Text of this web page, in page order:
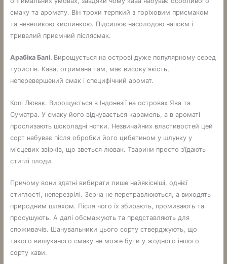
смаку та аромату. Він трохи терпкий з горіховим присмаком
та невеликою кислинкою. Підсилює насолодою напоєм і
тривалий приємний післясмак.
Арабіка Балі. Вирощується на острові дуже популярному серед
туристів. Кава, отримана там, має високу якість,
неперевершений смак і специфічний аромат.
Копі Лювак. Вирощується в Індонезії на островах Ява та
Суматра. У смаку його відчувається карамель, а в ароматі
прослизають шоколадні нотки. Незвичайних властивостей цей
сорт набуває після обробки його цибетином у шлунку у
місцевих звірків, що зветься лювак. Тварини просто з’їдають
стиглі плоди.
Причому вони здатні вибирати лише найякісніші, однієї
стиглості, неперезрілі. Зерна не перетравлюються, а виходять
природним шляхом. Після чого їх збирають, промивають та
просушують. А далі обсмажують та представляють для
споживачів. Шанувальники цього сорту стверджують, що
такого вишуканого смаку не може бути у жодного іншого
сорту кави.